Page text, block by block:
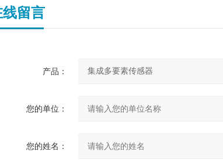
线留言
产品：
您的单位：
您的姓名：